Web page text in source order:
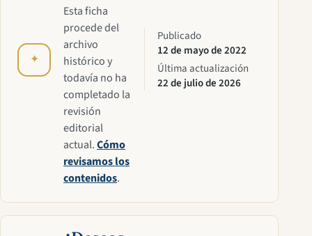
✦
Esta ficha
procede del
archivo
histórico y
todavía no ha
completado la
revisión
editorial
actual.Cómo
revisamos los
contenidos.
Publicado
12 de mayo de 2022
Última actualización
22 de julio de 2026